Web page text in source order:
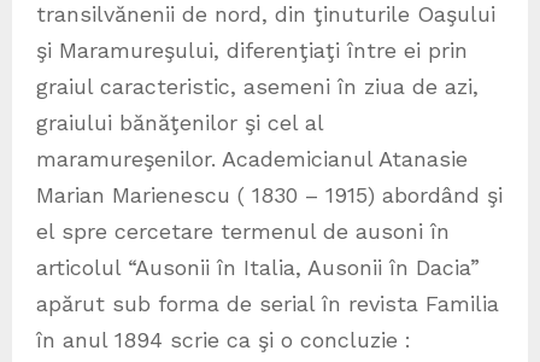
transilvănenii de nord, din ţinuturile Oaşului
şi Maramureşului, diferenţiaţi între ei prin
graiul caracteristic, asemeni în ziua de azi,
graiului bănăţenilor şi cel al
maramureşenilor. Academicianul Atanasie
Marian Marienescu ( 1830 – 1915) abordând şi
el spre cercetare termenul de ausoni în
articolul “Ausonii în Italia, Ausonii în Dacia”
apărut sub forma de serial în revista Familia
în anul 1894 scrie ca şi o concluzie :